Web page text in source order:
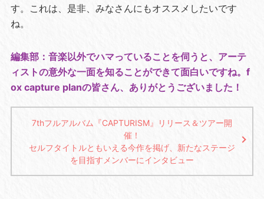
す。これは、是非、みなさんにもオススメしたいです
ね。
編集部：音楽以外でハマっていることを伺うと、アーテ
ィストの意外な一面を知ることができて面白いですね。f
ox capture planの皆さん、ありがとうございました！
7thフルアルバム『CAPTURISM』リリース＆ツアー開
催！
セルフタイトルともいえる今作を掲げ、新たなステージ
を目指すメンバーにインタビュー